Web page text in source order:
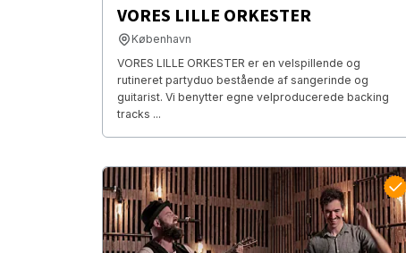
VORES LILLE ORKESTER
København
VORES LILLE ORKESTER er en velspillende og
rutineret partyduo bestående af sangerinde og
guitarist. Vi benytter egne velproducerede backing
tracks ...